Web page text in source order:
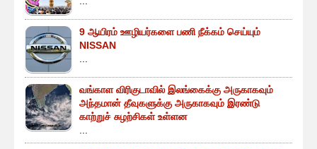
9 ஆயிரம் ஊழியர்களை பணி நீக்கம் செய்யும்
NISSAN
வங்காள விரிகுடாவில் இலங்கைக்கு அருகாகவும்
அந்தமான் தீவுகளுக்கு அருகாகவும் இரண்டு
காற்றுச் சுழற்சிகள் உள்ளன